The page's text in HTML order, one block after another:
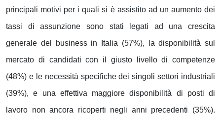
principali motivi per i quali si è assistito ad un aumento dei
tassi di assunzione sono stati legati ad una crescita
generale del business in Italia (57%), la disponibilità sul
mercato di candidati con il giusto livello di competenze
(48%) e le necessità specifiche dei singoli settori industriali
(39%), e una effettiva maggiore disponibilità di posti di
lavoro non ancora ricoperti negli anni precedenti (35%).